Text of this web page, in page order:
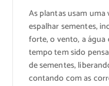
As plantas usam
espalhar sementes,
forte, o vento, a
tempo tem sido
de sementes,
contando com as